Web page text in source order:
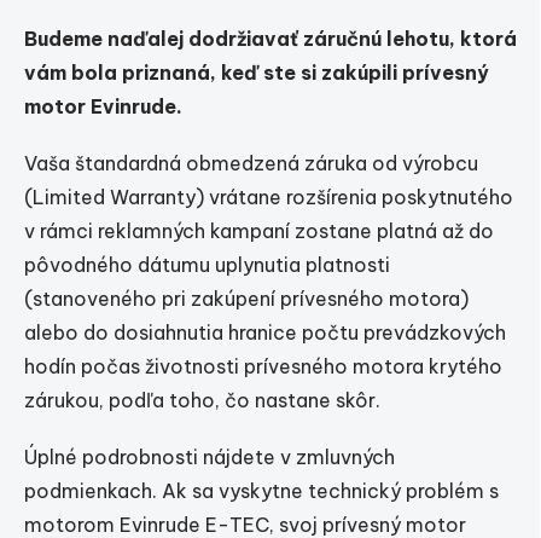
Budeme naďalej dodržiavať záručnú lehotu, ktorá
vám bola priznaná, keď ste si zakúpili prívesný
motor Evinrude.
Vaša štandardná obmedzená záruka od výrobcu
(Limited Warranty) vrátane rozšírenia poskytnutého
v rámci reklamných kampaní zostane platná až do
pôvodného dátumu uplynutia platnosti
(stanoveného pri zakúpení prívesného motora)
alebo do dosiahnutia hranice počtu prevádzkových
hodín počas životnosti prívesného motora krytého
zárukou, podľa toho, čo nastane skôr.
Úplné podrobnosti nájdete v zmluvných
podmienkach. Ak sa vyskytne technický problém s
motorom Evinrude E-TEC, svoj prívesný motor